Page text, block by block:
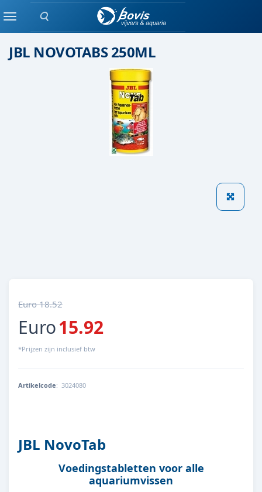
Zoeken
MenuDroog voer
JBL NOVOTABS 250ML
Euro 18.52
Euro15.92
*Prijzen zijn inclusief btw
Artikelcode: 3024080
JBL NovoTab
Voedingstabletten voor alle
aquariumvissen